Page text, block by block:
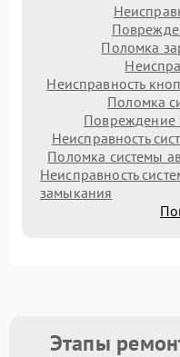
Поломка
Неисправность
Поломка
Повреждение
Неисправность
Поломка системы
Неисправность
замыкания
Этапы